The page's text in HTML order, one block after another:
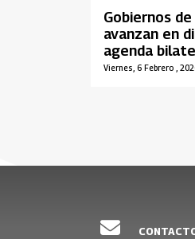
Viernes, 6 Febrero ,
Gobiernos
avanzan en
agenda